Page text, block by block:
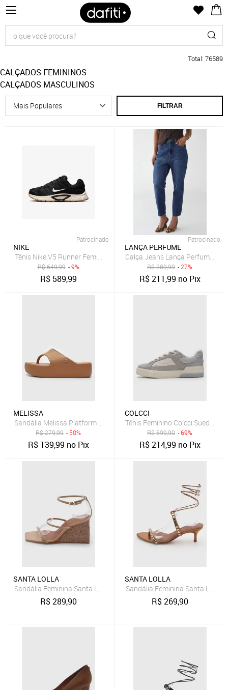
Total: 76589
CALÇADOS FEMININOS
CALÇADOS MASCULINOS
FILTRAR
Patrocinado
NIKE
Tênis Nike V5 Runner Feminino
R$649,99 - 9%
R$ 589,99
Patrocinado
LANÇA PERFUME
Calça Jeans Lança Perfume
R$289,99 - 27%
R$211,99 no Pix
MELISSA
Sandália Melissa Platform Thong Ad Caramelo
R$279,99 - 50%
R$ 139,99 no Pix
COLCCI
Tênis Feminino Colcci Suede
R$699,90 - 69%
R$214,99 no Pix
SANTA LOLLA
Sandália Feminina Santa Lolla Anabela Couro Bege
R$289,90
SANTA LOLLA
Sandália Feminina Santa Lolla
R$269,90